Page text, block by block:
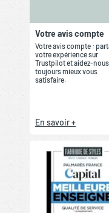
Votre avis compte
Votre avis compte :
votre expérience sur
Trustpilot et aidez-
toujours mieux vous
satisfaire.
En savoir +